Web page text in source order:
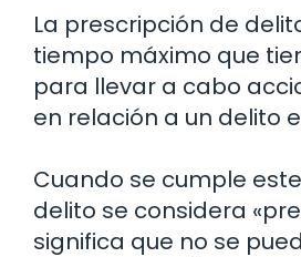
La prescripción de
tiempo máximo que
para llevar a cabo
en relación a un delito
Cuando se cumple
delito se considera
significa que no se